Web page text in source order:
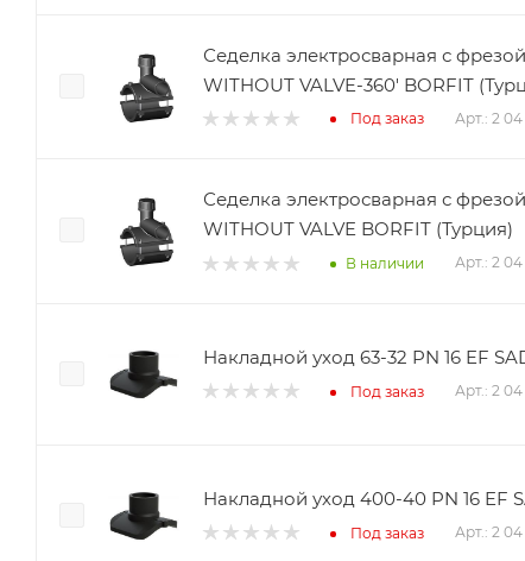
Седелка электросварная с фрезой
WITHOUT VALVE-360' BORFIT
Под заказ Арт.: 2
Седелка электросварная с
WITHOUT VALVE BORFIT (Турция)
В наличии Арт.: 2 04
Накладной уход 63-32 PN 16 EF
Под заказ Арт.: 2
Накладной уход 400-40 PN 16 EF
Под заказ Арт.: 2